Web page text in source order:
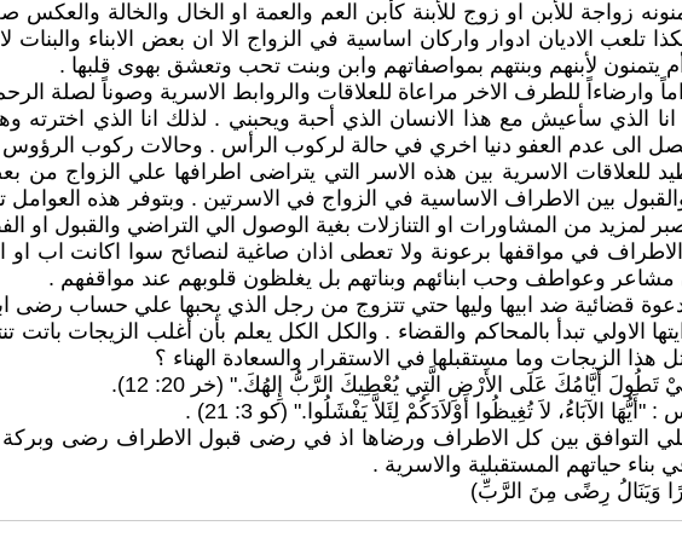
زواجة للأبن او زوج للأبنة كأبن العم والعمة او الخال والخالة
تلعب الاديان ادوار واركان اساسية في الزواج الا ان بعض الابناء
يتمنون لأبنهم وبنتهم بمواصفاتهم وابن وبنت تحب وتعشق بهوى قلبها .
وارضاءاً للطرف الاخر مراعاة للعلاقات والروابط الاسرية وصوناً لصلة
سأعيش مع هذا الانسان الذي أحبة ويحبني . لذلك انا الذي اخترته
الى عدم العفو دنيا اخري في حالة لركوب الرأس . وحالات ركوب الرؤوس
للعلاقات الاسرية بين هذه الاسر التي يتراضى اطرافها علي الزواج
بين الاطراف الاساسية في الزواج في الاسرتين . وبتوفر هذه العوامل
لمزيد من المشاورات او التنازلات بغية الوصول الي التراضي والقبول
في مواقفها برعونة ولا تعطى اذان صاغية لنصائح سوا اكانت اب او
مشاعر وعواطف وحب ابنائهم وبناتهم بل يغلظون قلوبهم عند مواقفهم .
قضائية ضد ابيها وليها حتي تتزوج من رجل الذي يحبها علي حساب رضى
الاولي تبدأ بالمحاكم والقضاء . والكل الكل يعلم بأن أغلب الزيجات
هذا الزيجات وما مستقبلها في الاستقرار والسعادة الهناء ؟
أَيَّامُكَ عَلَى الأَرْضِ الَّتِي يُعْطِيكَ الرَّبُّ إِلهُكَ." (خر 20: 12).
لاَ تُغِيظُوا أَوْلاَدَكُمْ لِئَلاَّ يَفْشَلُوا." (كو 3: 21) .
التوافق بين كل الاطراف ورضاها اذ في رضى قبول الاطراف رضى وبركة
بناء حياتهم المستقبلية والاسرية .